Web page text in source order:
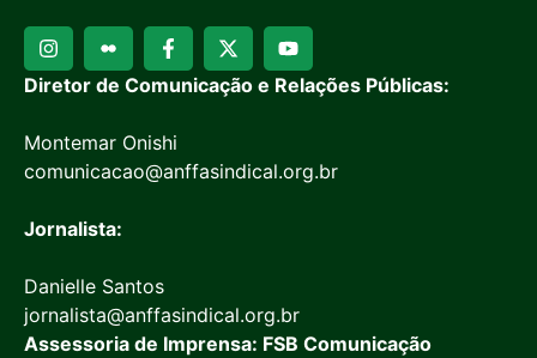
Diretor de Comunicação e Relações Públicas:
Montemar Onishi
comunicacao@anffasindical.org.br
Jornalista:
Danielle Santos
jornalista@anffasindical.org.br
Assessoria de Imprensa: FSB Comunicação